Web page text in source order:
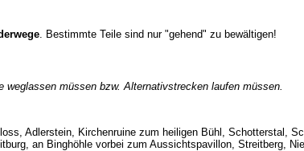
. Bestimmte Teile sind nur "gehend" zu bewältigen!
müssen bzw. Alternativstrecken laufen müssen.
Adlerstein, Kirchenruine zum heiligen Bühl, Schotterstal,
an Binghöhle vorbei zum Aussichtspavillon, Streitberg,